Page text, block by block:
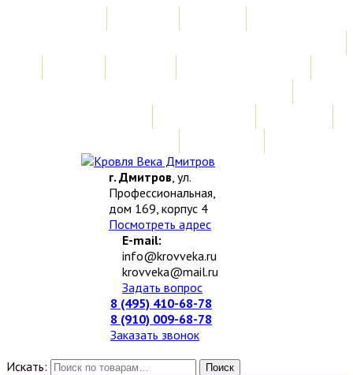
г. Дмитров, ул.
Профессиональная,
дом 169, корпус 4
Посмотреть адрес
E-mail:
info@krovveka.ru
krovveka@mail.ru
Задать вопрос
8 (495) 410-68-78
8 (910) 009-68-78
Заказать звонок
Искать:
Поиск